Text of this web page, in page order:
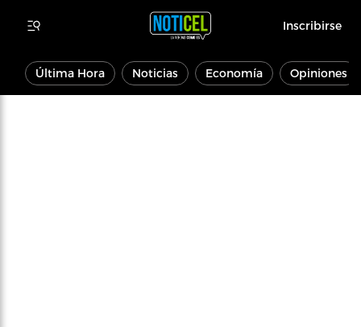
Inscribirse
Última Hora Noticias Economía Opiniones